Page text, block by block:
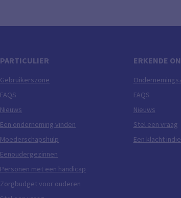
PARTICULIER
Gebruikerszone
FAQS
Nieuws
Een onderneming vinden
Moederschapshulp
Eenoudergezinnen
Personen met een handicap
Zorgbudget voor ouderen
ERKENDE
FAQS
Nieuws
Stel een vraag
Een klacht